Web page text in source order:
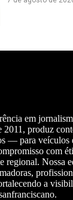
em
2011, produz
— para veículos
com
regional. Nossa
a